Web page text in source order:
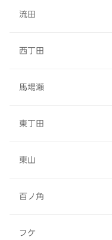
流田
西丁田
馬場瀬
東丁田
東山
百ノ角
フケ